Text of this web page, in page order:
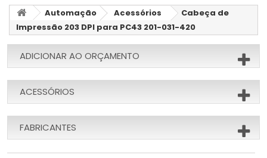
Automação Acessórios
Cabeça de
Impressão 203 DPI para PC43 201-031-420
ADICIONAR AO ORÇAMENTO
ACESSÓRIOS
FABRICANTES